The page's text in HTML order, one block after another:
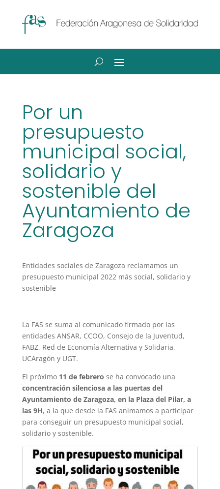
Por un
presupuesto
municipal social,
solidario y
sostenible del
Ayuntamiento de
Zaragoza
Entidades sociales de Zaragoza reclamamos un
presupuesto municipal 2022 más social, solidario y
sostenible
La FAS se suma al comunicado firmado por las
entidades ANSAR, CCOO, Consejo de la Juventud,
FABZ, Red de Economía Alternativa y Solidaria,
UCAragón y UGT.
El próximo 11 de febrero se ha convocado una
concentración silenciosa a las puertas del
Ayuntamiento de Zaragoza, en la Plaza del Pilar, a
las 9H, a la que desde la FAS animamos a participar
para conseguir un presupuesto municipal social,
solidario y sostenible.